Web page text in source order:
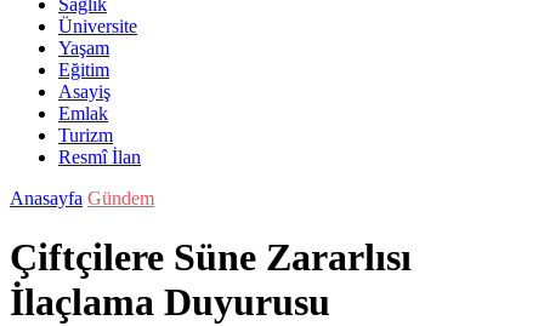
Sağlık
Üniversite
Yaşam
Eğitim
Asayiş
Emlak
Turizm
Resmî İlan
Anasayfa Gündem
Çiftçilere Süne Zararlısı
İlaçlama Duyurusu